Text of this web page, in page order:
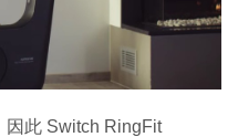
因此 Switch RingFit